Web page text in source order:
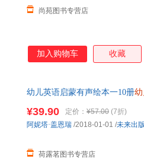
尚苑图书专营店
加入购物车 收藏
幼儿英语启蒙有声绘本一10册
¥39.90 定价： ¥57.00 (7折)
荷露茗图书专营店
阿妮塔·盖恩瑞 /2018-01-01 /未来出